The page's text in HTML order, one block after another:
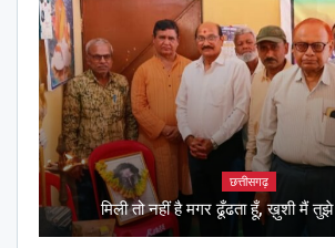
छत्तीसगढ़
मिली तो नहीं है मगर ढूँढता हूँ, ख़ुशी मैं